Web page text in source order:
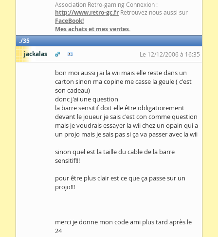
Association Retro-gaming Connexion :
http://www.retro-gc.fr Retrouvez nous aussi sur
FaceBook!
Mes achats et mes ventes.
35
jackalas
Le 12/12/2006 à 16:35
bon moi aussi j'ai la wii mais elle reste dans un
carton sinon ma copine me casse la geule ( c'est
son cadeau)
donc j'ai une question
la barre sensitif doit elle être obligatoirement
devant le joueur je sais c'est con comme question
mais je voudrais essayer la wii chez un opain qui a
un projo mais je sais pas si ça va passer avec la wii
sinon quel est la taille du cable de la barre
sensitif!!!
pour être plus clair est ce que ça passe sur un
projo!!!
merci je donne mon code ami plus tard après le
24